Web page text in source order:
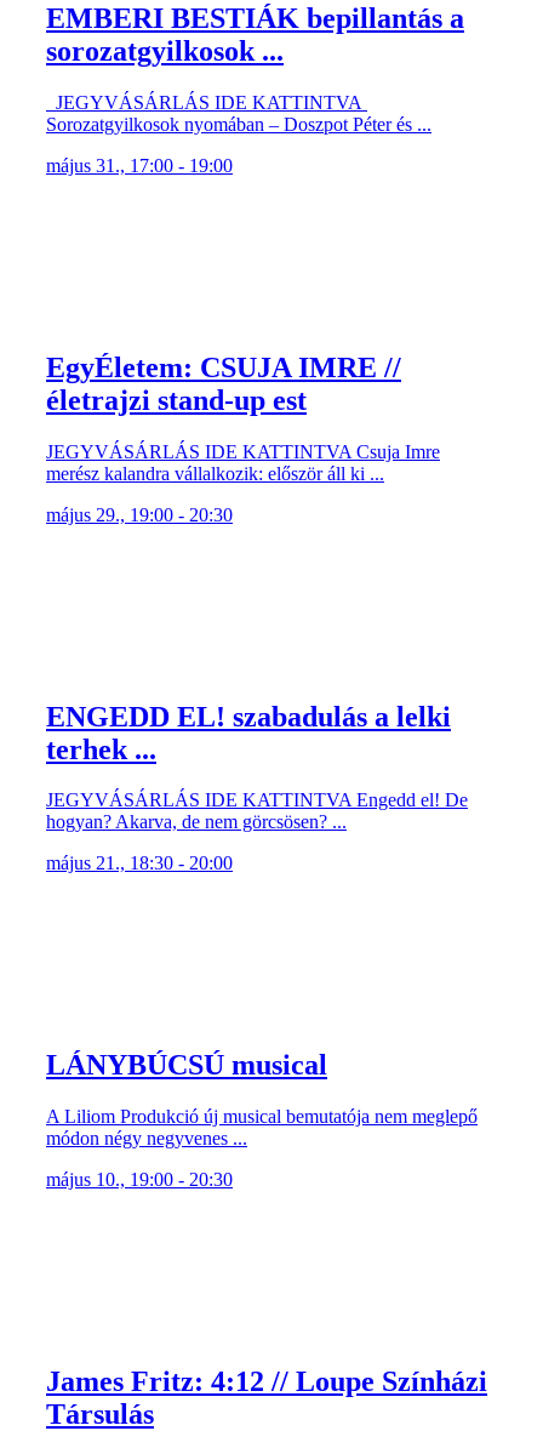
EMBERI BESTIÁK bepillantás a
sorozatgyilkosok ...
JEGYVÁSÁRLÁS IDE KATTINTVA
Sorozatgyilkosok nyomában – Doszpot Péter és ...
május 31., 17:00 - 19:00
EgyÉletem: CSUJA IMRE //
életrajzi stand-up est
JEGYVÁSÁRLÁS IDE KATTINTVA Csuja Imre
merész kalandra vállalkozik: először áll ki ...
május 29., 19:00 - 20:30
ENGEDD EL! szabadulás a lelki
terhek ...
JEGYVÁSÁRLÁS IDE KATTINTVA Engedd el! De
hogyan? Akarva, de nem görcsösen? ...
május 21., 18:30 - 20:00
LÁNYBÚCSÚ musical
A Liliom Produkció új musical bemutatója nem meglepő
módon négy negyvenes ...
május 10., 19:00 - 20:30
James Fritz: 4:12 // Loupe Színházi
Társulás